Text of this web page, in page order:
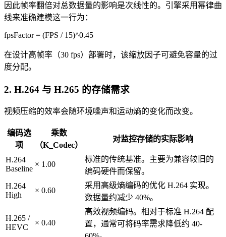
因此帧率翻倍对总数据量的影响是次线性的。引擎采用幂律曲
线来准确建模这一行为：
fpsFactor = (FPS / 15)^0.45
在设计高帧率（30 fps）部署时，该缩放因子可避免容量的过
度分配。
2. H.264 与 H.265 的存储需求
视频压缩的效率会随环境噪声和运动熵的变化而改变。
编码选
项
乘数
（K_Codec）
对监控存储的实际影响
H.264
Baseline
× 1.00
标准的传统基准。主要为兼容较旧的
编码硬件而保留。
H.264
High
× 0.60
采用高级熵编码的优化 H.264 实现。
数据量约减少 40%。
H.265 /
HEVC
× 0.40
高效视频编码。相对于标准 H.264 配
置，通常可将码率需求降低约 40-